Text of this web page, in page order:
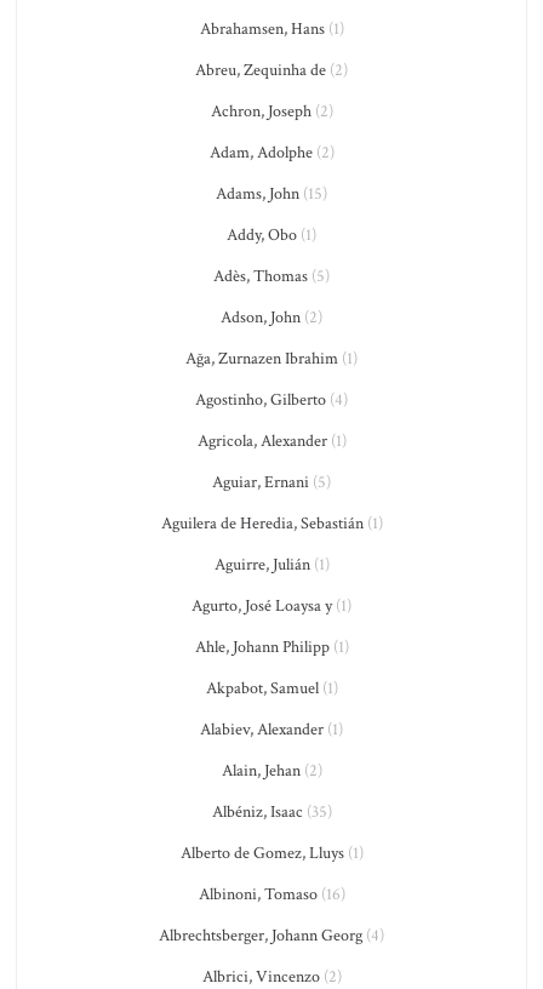
Abrahamsen, Hans(1)
Abreu, Zequinha de (2)
Achron, Joseph(2)
Adam, Adolphe(2)
Adams, John (15)
Addy, Obo (1)
Adès, Thomas (5)
Adson, John (2)
Ağa, Zurnazen Ibrahim (1)
Agostinho, Gilberto (4)
Agricola, Alexander(1)
Aguiar, Ernani (5)
Aguilera de Heredia, Sebastián(1)
Aguirre, Julián(1)
Agurto, José Loaysa y(1)
Ahle, Johann Philipp(1)
Akpabot, Samuel(1)
Alabiev, Alexander (1)
Alain, Jehan(2)
Albéniz, Isaac (35)
Alberto de Gomez, Lluys(1)
Albinoni, Tomaso(16)
Albrechtsberger, Johann Georg (4)
Albrici, Vincenzo(2)